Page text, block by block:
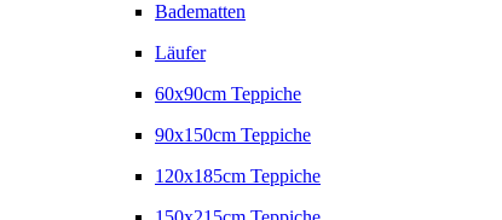
Badematten
Läufer
60x90cm Teppiche
90x150cm Teppiche
120x185cm Teppiche